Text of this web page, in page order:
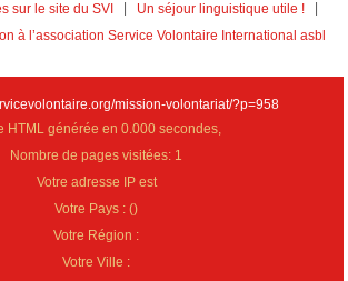
sur le site du SVI
Un séjour linguistique utile !
à l’association Service Volontaire International asbl
mission-volontariat/?p=958
HTML générée en 0.000 secondes,
Nombre de pages visitées: 1
Votre adresse IP est
Votre Pays :()
Votre Région :
Votre Ville :